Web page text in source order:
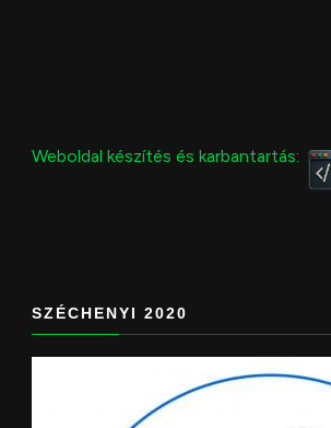
Weboldal készítés és karbantartás:
SZÉCHENYI 2020